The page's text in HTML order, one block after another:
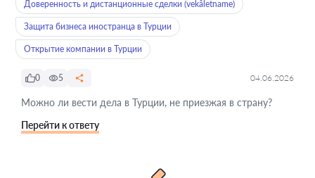
Доверенность и дистанционные сделки (vekâletname)
Защита бизнеса иностранца в Турции
Открытие компании в Турции
0 5 04.06.2026
Можно ли вести дела в Турции, не приезжая в страну?
Перейти к ответу